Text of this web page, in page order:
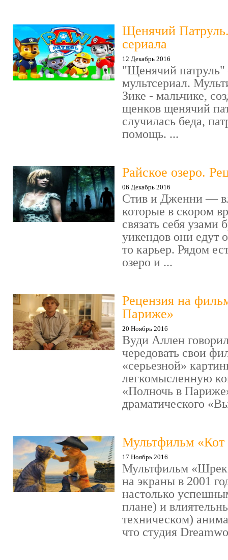
Щенячий
сериала
12 Декабрь 2016
"Щенячий патруль"
мультсериал.
Зике - мальчике,
щенков щенячий
случилась беда,
помощь. ...
Райское озеро.
06 Декабрь 2016
Стив и Дженни —
которые в скором
связать себя узами
уикендов они едут
то карьер. Рядом
озеро и ...
Рецензия на
Париже»
20 Ноябрь 2016
Вуди Аллен
чередовать свои
«серьезной»
легкомысленную
«Полночь в
драматического
Мультфильм «Кот
17 Ноябрь 2016
Мультфильм
на экраны в 2001
настолько
плане) и
техническом)
что студия